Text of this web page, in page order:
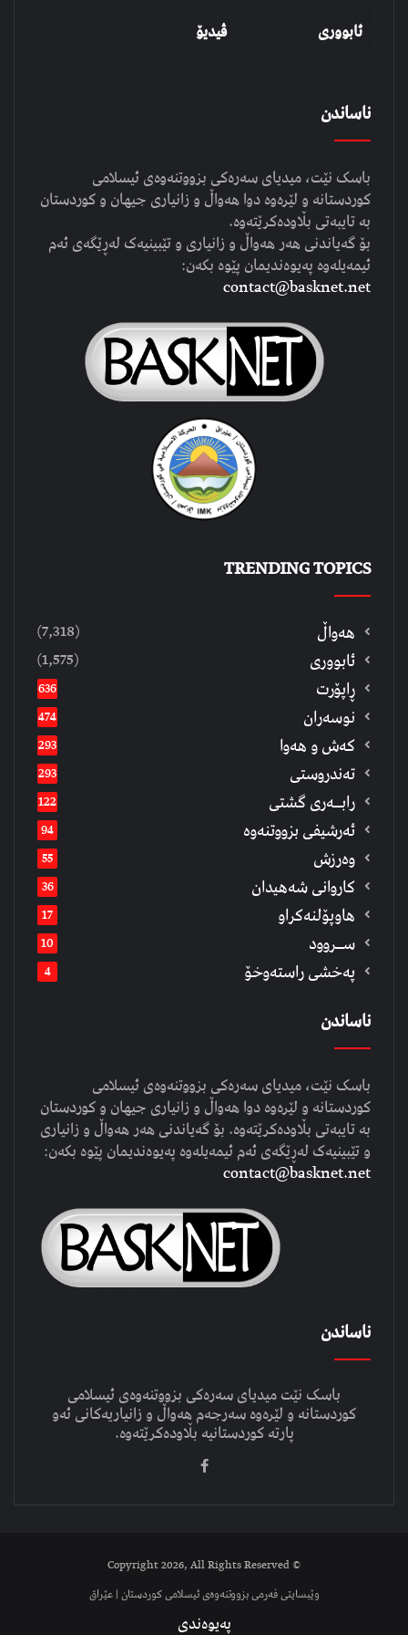
ئابووری
ڤیدیۆ
ناساندن
باسک نێت، میدیای سەرەکی بزووتنەوەی ئیسلامی
کوردستانە و لێرەوە دوا هەواڵ و زانیاری جیهان و کوردستان
بە تایبەتی بڵاودەکرێتەوە.
بۆ گەیاندنی هەر هەواڵ و زانیاری و تێبینیەک لەڕێگەی ئەم
ئیمەیلەوە پەیوەندیمان پێوە بکەن:
contact@basknet.net
TRENDING TOPICS
هەواڵ (7,318)
ئابووری (1,575)
ڕاپۆرت 636
نوسەران 474
كەش و هەوا 293
تەندروستی 293
رابــه‌ری گشتی 122
ئەرشیفى بزووتنەوە 94
وەرزش 55
كاروانی شەهیدان 36
هاوپۆلنەكراو 17
ســروود 10
په‌خشی راسته‌وخۆ 4
ناساندن
باسک نێت، میدیای سەرەکی بزووتنەوەی ئیسلامی
کوردستانە و لێرەوە دوا هەواڵ و زانیاری جیهان و کوردستان
بە تایبەتی بڵاودەکرێتەوە. بۆ گەیاندنی هەر هەواڵ و زانیاری
و تێبینیەک لەڕێگەی ئەم ئیمەیلەوە پەیوەندیمان پێوە بکەن:
contact@basknet.net
ناساندن
باسک نێت میدیای سەرەکی بزووتنەوەی ئیسلامی
کوردستانە و لێرەوە سەرجەم هەواڵ و زانیاریەکانی ئەو
پارتە کوردستانیە بڵاودەکرێتەوە.
© Copyright 2026, All Rights Reserved
وێبسایتی فەرمی بزووتنەوەی ئیسلامی کوردستان | عێراق
پەیوەندی